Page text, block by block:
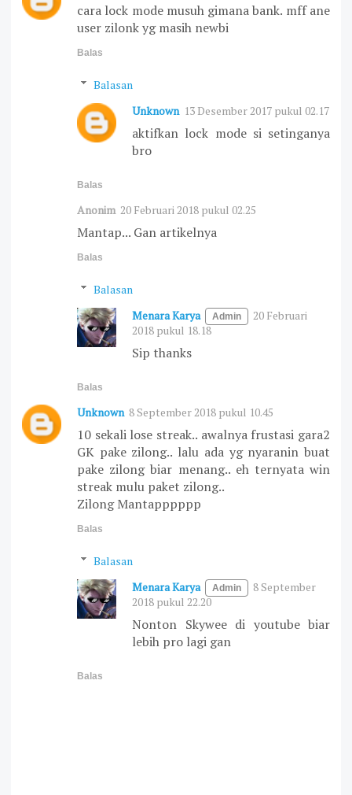
cara lock mode musuh gimana bank. mff ane
user zilonk yg masih newbi
Balas
Balasan
Unknown 13 Desember 2017 pukul 02.17
aktifkan lock mode si setinganya
bro
Balas
Anonim 20 Februari 2018 pukul 02.25
Mantap... Gan artikelnya
Balas
Balasan
Menara Karya
20 Februari
2018 pukul 18.18
Sip thanks
Balas
Unknown 8 September 2018 pukul 10.45
10 sekali lose streak.. awalnya frustasi gara2
GK pake zilong.. lalu ada yg nyaranin buat
pake zilong biar menang.. eh ternyata win
streak mulu paket zilong..
Zilong Mantapppppp
Balas
Balasan
Menara Karya
8 September
2018 pukul 22.20
Nonton Skywee di youtube biar
lebih pro lagi gan
Balas